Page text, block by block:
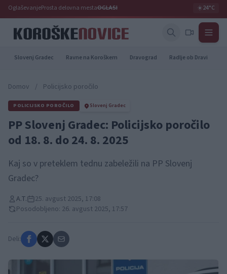
OglaševanjeProsta delovna mestaOGLASI ☀️24°C
Slovenj Gradec Ravne na Koroškem Dravograd Radlje ob Dravi
Domov / Policijsko poročilo
POLICIJSKO POROČILO Slovenj Gradec
PP Slovenj Gradec: Policijsko poročilo
od 18. 8. do 24. 8. 2025
Kaj so v preteklem tednu zabeležili na PP Slovenj
Gradec?
A.T.
25. avgust 2025, 17:08
Posodobljeno: 26. avgust 2025, 17:57
Deli: